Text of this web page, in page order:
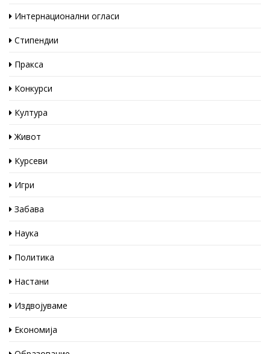
Интернационални огласи
Стипендии
Пракса
Конкурси
Култура
Живот
Курсеви
Игри
Забава
Наука
Политика
Настани
Издвојуваме
Економија